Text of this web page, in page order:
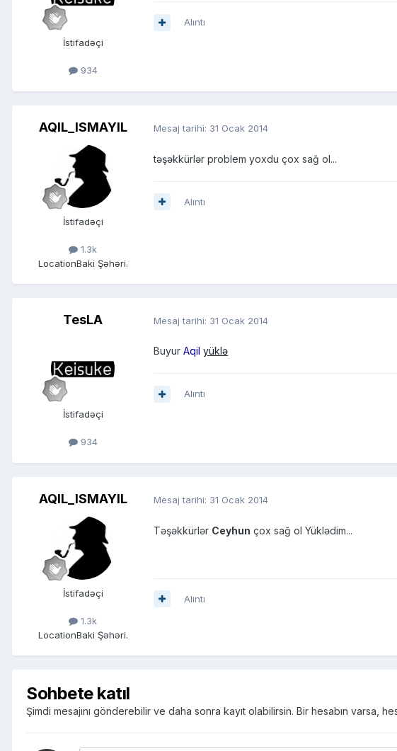
İstifadəçi
934
Alıntı
AQIL_ISMAYIL
İstifadəçi
1.3k
LocationBaki Şəhəri.
Mesaj tarihi: 31 Ocak 2014
təşəkkürlər problem yoxdu çox sağ ol...
Alıntı
TesLA
İstifadəçi
934
Mesaj tarihi: 31 Ocak 2014
Buyur Aqil yüklə
Alıntı
AQIL_ISMAYIL
İstifadəçi
1.3k
LocationBaki Şəhəri.
Mesaj tarihi: 31 Ocak 2014
Təşəkkürlər Ceyhun çox sağ ol Yüklədim...
Alıntı
Sohbete katıl
Şimdi mesajını gönderebilir ve daha sonra kayıt olabilirsin. Bir hesabın varsa,